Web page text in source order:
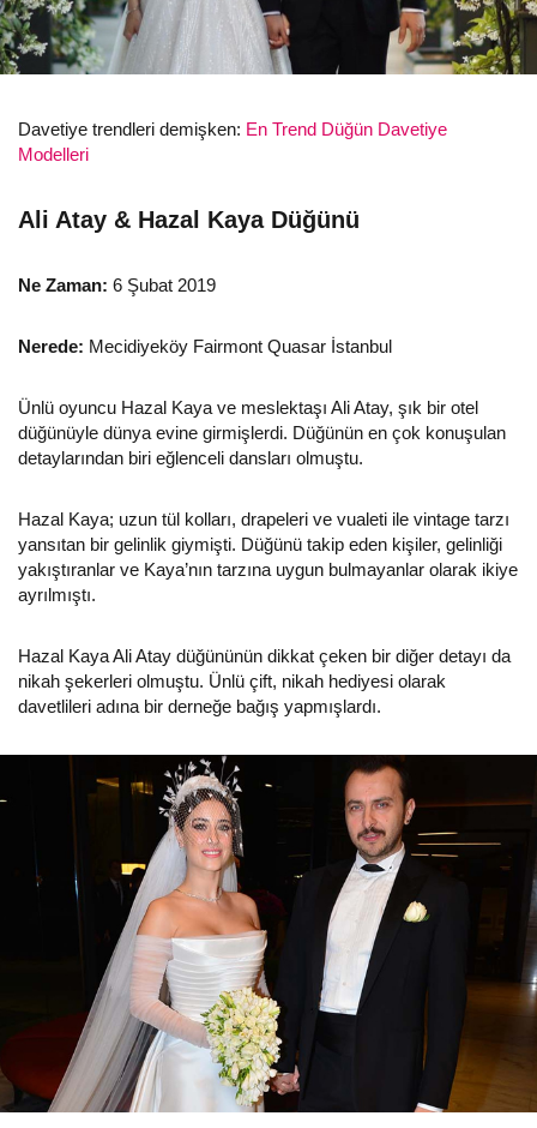
Davetiye trendleri demişken: En Trend Düğün Davetiye
Modelleri
Ali Atay & Hazal Kaya Düğünü
Ne Zaman: 6 Şubat 2019
Nerede: Mecidiyeköy Fairmont Quasar İstanbul
Ünlü oyuncu Hazal Kaya ve meslektaşı Ali Atay, şık bir otel
düğünüyle dünya evine girmişlerdi. Düğünün en çok konuşulan
detaylarından biri eğlenceli dansları olmuştu.
Hazal Kaya; uzun tül kolları, drapeleri ve vualeti ile vintage tarzı
yansıtan bir gelinlik giymişti. Düğünü takip eden kişiler, gelinliği
yakıştıranlar ve Kaya’nın tarzına uygun bulmayanlar olarak ikiye
ayrılmıştı.
Hazal Kaya Ali Atay düğününün dikkat çeken bir diğer detayı da
nikah şekerleri olmuştu. Ünlü çift, nikah hediyesi olarak
davetlileri adına bir derneğe bağış yapmışlardı.